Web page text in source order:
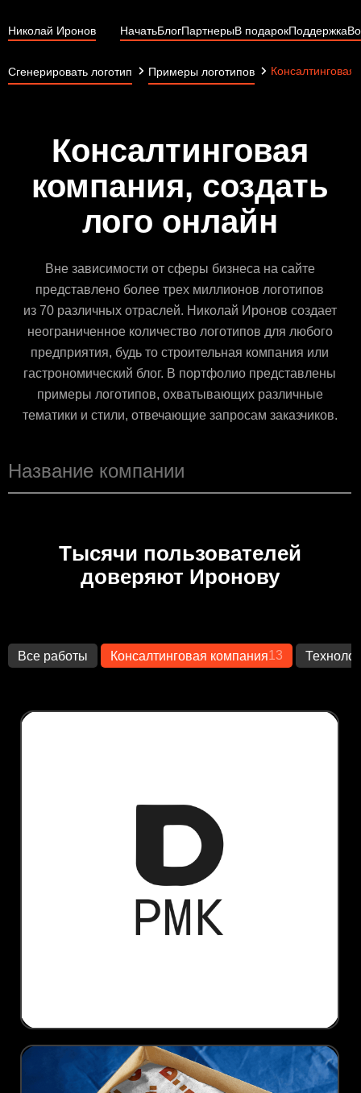
Николай Иронов НачатьБлогПартнерыВ подарокПоддержка
Сгенерировать логотип Примеры логотипов Консалтинговая
Консалтинговая
компания, создать
лого онлайн
Вне зависимости от сферы бизнеса на сайте
представлено более трех миллионов логотипов
из 70 различных отраслей. Николай Иронов создает
неограниченное количество логотипов для любого
предприятия, будь то строительная компания или
гастрономический блог. В портфолио представлены
примеры логотипов, охватывающих различные
тематики и стили, отвечающие запросам заказчиков.
Тысячи пользователей
доверяют Иронову
Все работы Консалтинговая компания13